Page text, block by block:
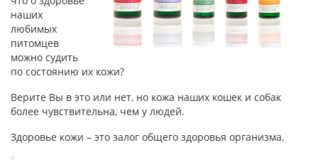
наших
любимых
питомцев
можно судить
по состоянию их кожи?
Верите Вы в это или нет, но кожа наших кошек и собак
более чувствительна, чем у людей.
Здоровье кожи – это залог общего здоровья организма.